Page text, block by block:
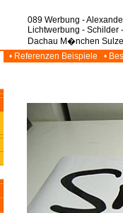
• Referenzen Beispiele •
089 Werbung -
Lichtwerbung - Schilder
Dachau M�nchen